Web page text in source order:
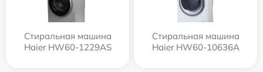
Стиральная машина
Haier HW60-1229AS
Стиральная машина
Haier HW60-10636A